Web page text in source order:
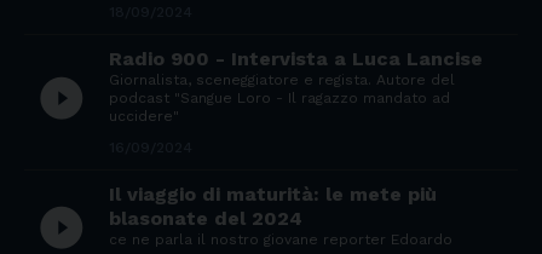
play_circle_filled
Radio 900 - Intervista a Luca Lancise
Giornalista, sceneggiatore e regista. Autore del
podcast "Sangue Loro - Il ragazzo mandato ad
uccidere"
play_circle_filled
Il viaggio di maturità: le mete più
blasonate del 2024
ce ne parla il nostro giovane reporter Edoardo